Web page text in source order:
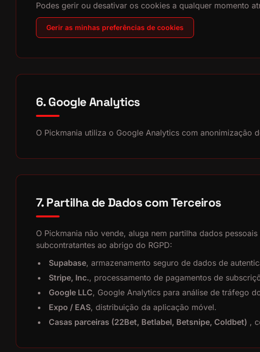
Podes gerir ou desativar os cookies a qualquer momento
Gerir as minhas preferências de cookies
6. Google Analytics
O Pickmania utiliza o Google Analytics com
7. Partilha de Dados com Terceiros
O Pickmania não vende, aluga nem partilha dados
subcontratantes ao abrigo do RGPD:
Supabase, armazenamento seguro de dados de
Stripe, Inc., processamento de pagamentos de
Google LLC, Google Analytics para análise de tráfego
Expo / EAS, distribuição da aplicação móvel.
Casas parceiras (22Bet, Betlabel, Betsnipe, Coldbet) ,